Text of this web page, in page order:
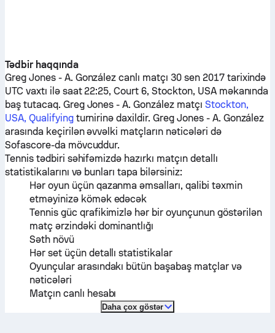
Tədbir haqqında
Greg Jones- A. González canlı matçı 30 sen 2017 tarixində
UTC vaxtı ilə saat 22:25, Court 6, Stockton, USA məkanında
baş tutacaq. Greg Jones -A. González matçı Stockton,
USA, Qualifyingturnirinə daxildir.Greg Jones- A. González
arasında keçirilən əvvəlki matçların nəticələri də
Sofascore-da mövcuddur.
Tennis tədbiri səhifəmizdə hazırkı matçın detallı
statistikalarını və bunları tapa bilərsiniz:
Hər oyun üçün qazanma əmsalları, qalibi təxmin
etməyinizə kömək edəcək
Tennis güc qrafikimizlə hər bir oyunçunun göstərilən
matç ərzindəki dominantlığı
Səth növü
Hər set üçün detallı statistikalar
Oyunçular arasındakı bütün başabaş matçlar və
nəticələri
Matçın canlı hesabı
Daha çox göstər